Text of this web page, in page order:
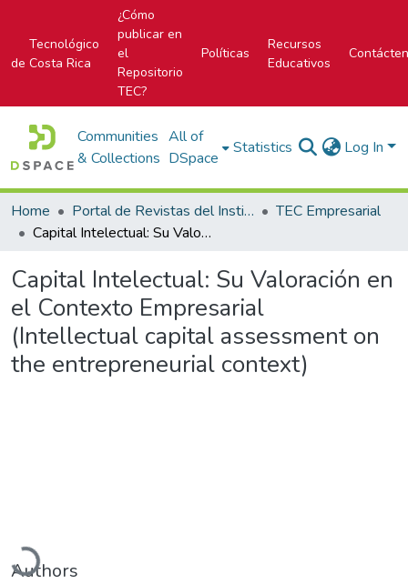
Tecnológico
de Costa Rica
¿Cómo
publicar en
el
Repositorio
TEC?
Políticas
Recursos
Educativos
Communities
& Collections
All of
DSpace
Statistics Log In
Home Portal de Revistas del Instituto Tecnológico de Costa Rica
TEC Empresarial
Capital Intelectual: Su Valoración en el Contexto Empresarial (Intellectual capital assessment on the entrepreneurial context)
Capital Intelectual: Su Valoración en
el Contexto Empresarial
(Intellectual capital assessment on
the entrepreneurial context)
Loading...
Authors